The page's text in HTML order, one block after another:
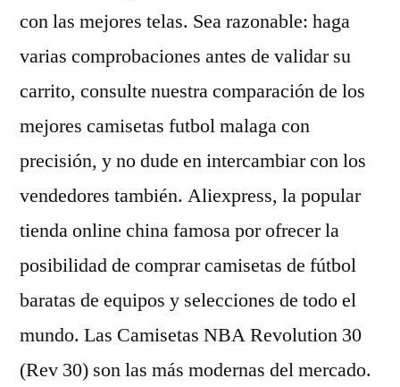
con las mejores telas. Sea razonable: haga
varias comprobaciones antes de validar su
carrito, consulte nuestra comparación de los
mejores camisetas futbol malaga con
precisión, y no dude en intercambiar con los
vendedores también. Aliexpress, la popular
tienda online china famosa por ofrecer la
posibilidad de comprar camisetas de fútbol
baratas de equipos y selecciones de todo el
mundo. Las Camisetas NBA Revolution 30
(Rev 30) son las más modernas del mercado.